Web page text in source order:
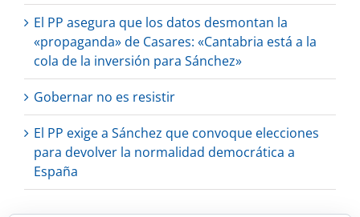
El PP asegura que los datos desmontan la
«propaganda» de Casares: «Cantabria está a la
cola de la inversión para Sánchez»
Gobernar no es resistir
El PP exige a Sánchez que convoque elecciones
para devolver la normalidad democrática a
España